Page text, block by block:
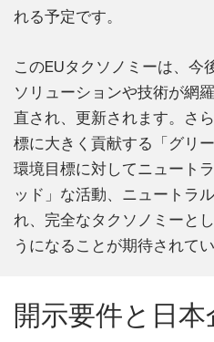
れる予定です。
このEUタクソノミーは、今
ソリューションや技術が網
直され、更新されます。さ
標に大きく貢献する「グリ
環境目標に対してニュート
ッド」な活動、ニュートラ
れ、完全なタクソノミーと
うになることが期待されてい
開示要件と日